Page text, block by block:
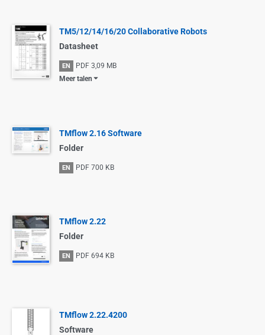
TM5/12/14/16/20 Collaborative Robots
Datasheet
EN PDF 3,09 MB
Meer talen
TMflow 2.16 Software
Folder
EN PDF 700 KB
TMflow 2.22
Folder
EN PDF 694 KB
TMflow 2.22.4200
Software